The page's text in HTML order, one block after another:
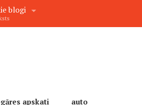
blogi
apskati auto